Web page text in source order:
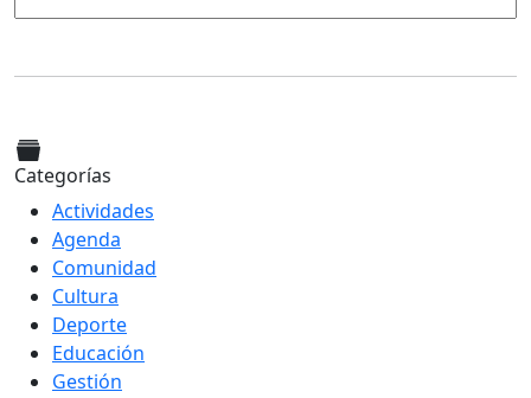
Categorías
Actividades
Agenda
Comunidad
Cultura
Deporte
Educación
Gestión